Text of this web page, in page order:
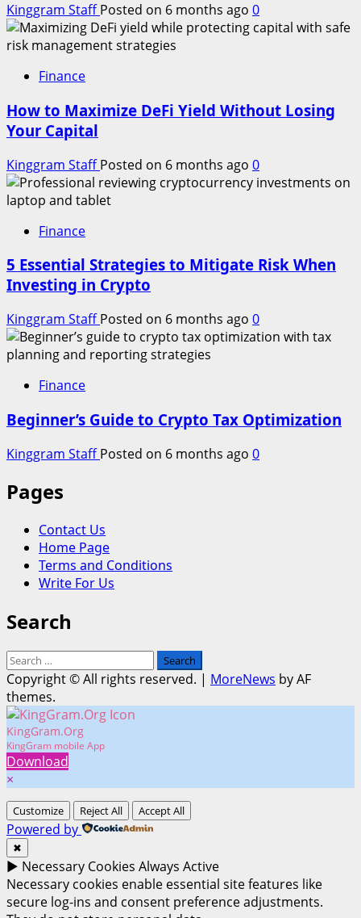
Kinggram StaffPosted on 6 months ago 0
Finance
How to Maximize DeFi Yield Without Losing
Your Capital
Kinggram StaffPosted on 6 months ago 0
Finance
5 Essential Strategies to Mitigate Risk When
Investing in Crypto
Kinggram StaffPosted on 6 months ago 0
Finance
Beginner’s Guide to Crypto Tax Optimization
Kinggram StaffPosted on 6 months ago 0
Pages
Contact Us
Home Page
Terms and Conditions
Write For Us
Search
Search
for:
Copyright © All rights reserved. | MoreNews by AF
themes.
KingGram.Org
KingGram mobile App
Download
×
Customize Reject All Accept All
Powered by
✖
► Necessary Cookies Always Active
Necessary cookies enable essential site features like
secure log-ins and consent preference adjustments.